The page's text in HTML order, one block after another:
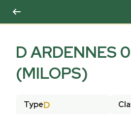
D ARDENNES
(MILOPS)
TypeD